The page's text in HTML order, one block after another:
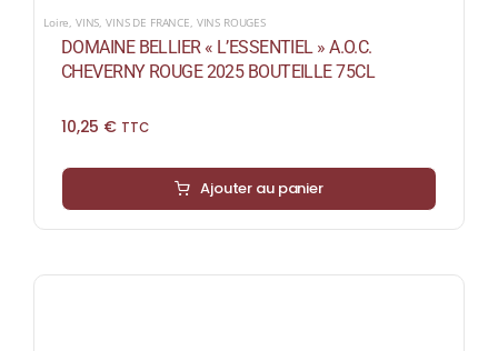
Loire VINS ,VINS DE FRANCE VINS ROUGES
DOMAINE BELLIER « L’ESSENTIEL » A.O.C.
CHEVERNY ROUGE 2025 BOUTEILLE 75CL
10,25 € TTC
Ajouter au panier